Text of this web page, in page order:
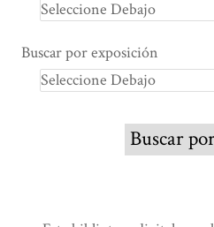
Buscar por exposición